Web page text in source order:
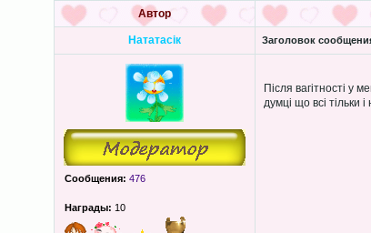
Автор
Нататасік Заголовок
Сообщения: 476
Награды: 10
Після вагітності у
думці що всі тільки